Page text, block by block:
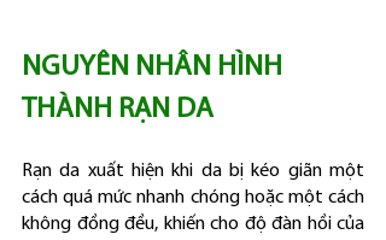
NGUYÊN NHÂN HÌNH
THÀNH RẠN DA
Rạn da xuất hiện khi da bị kéo giãn một
cách quá mức nhanh chóng hoặc một cách
không đồng đều, khiến cho độ đàn hồi của